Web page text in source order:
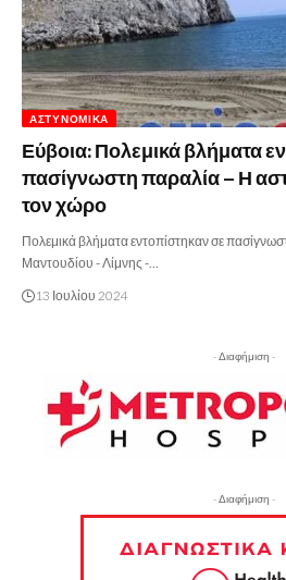
ΑΣΤΥΝΟΜΙΚΆ
Εύβοια: Πολεμικά βλήματα
πασίγνωστη παραλία – Η
τον χώρο
Πολεμικά βλήματα εντοπίστηκαν σε
Μαντουδίου - Λίμνης -…
13 Ιουλίου 2024
- Διαφήμιση -
- Διαφήμιση -